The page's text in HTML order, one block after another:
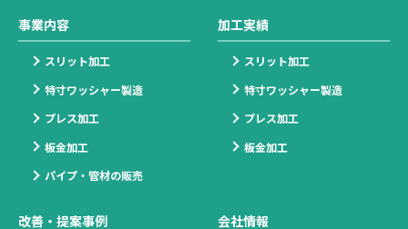
事業内容
スリット加工
特寸ワッシャー製造
プレス加工
板金加工
パイプ・管材の販売
加工実績
スリット加工
特寸ワッシャー製造
プレス加工
板金加工
改善・提案事例 会社情報